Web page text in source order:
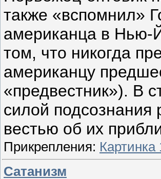
также «вспомнил»
американца в Нью-
том, что никогда
американцу
«предвестник»). В
силой
вестью об их
Прикрепления: Картинка
Сатанизм